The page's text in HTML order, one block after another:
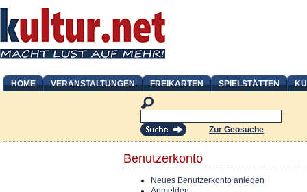
HOME VERANSTALTUNGEN FREIKARTEN SPIELSTÄTTEN
Zur Geosuche
Benutzerkonto
Neues Benutzerkonto anlegen